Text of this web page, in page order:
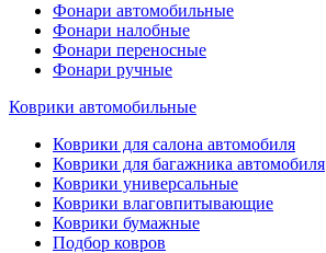
Фонари автомобильные
Фонари налобные
Фонари переносные
Фонари ручные
Коврики автомобильные
Коврики для салона автомобиля
Коврики для багажника автомобиля
Коврики универсальные
Коврики влаговпитывающие
Коврики бумажные
Подбор ковров